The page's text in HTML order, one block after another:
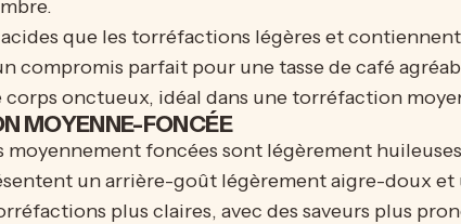
que les torréfactions légères et
compromis parfait pour une tasse de café
corps onctueux, idéal dans une torréfaction
MOYENNE-FONCÉE
foncées sont légèrement
un arrière-goût légèrement aigre-doux
plus claires, avec des saveurs plus